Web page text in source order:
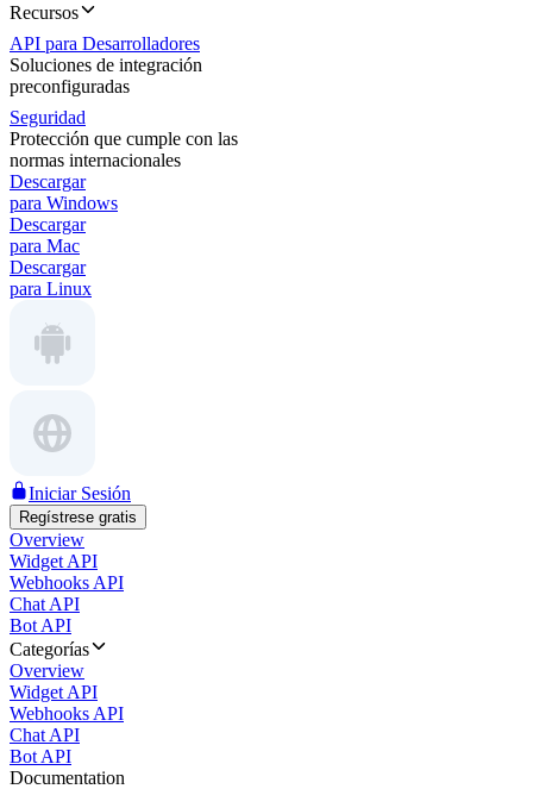
Recursos
API para Desarrolladores
Soluciones de integración
preconfiguradas
Seguridad
Protección que cumple con las
normas internacionales
Descargar
para Windows
Descargar
para Mac
Descargar
para Linux
Iniciar Sesión
Regístrese gratis
Overview
Widget API
Webhooks API
Chat API
Bot API
Categorías
Overview
Widget API
Webhooks API
Chat API
Bot API
Documentation